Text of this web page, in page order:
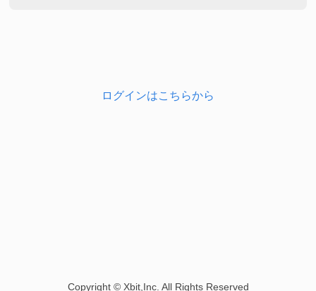
ログインはこちらから
Copyright © Xbit,Inc. All Rights Reserved